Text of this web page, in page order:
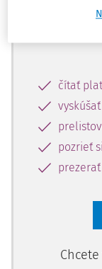
Vďaka
čítať
pozrieť